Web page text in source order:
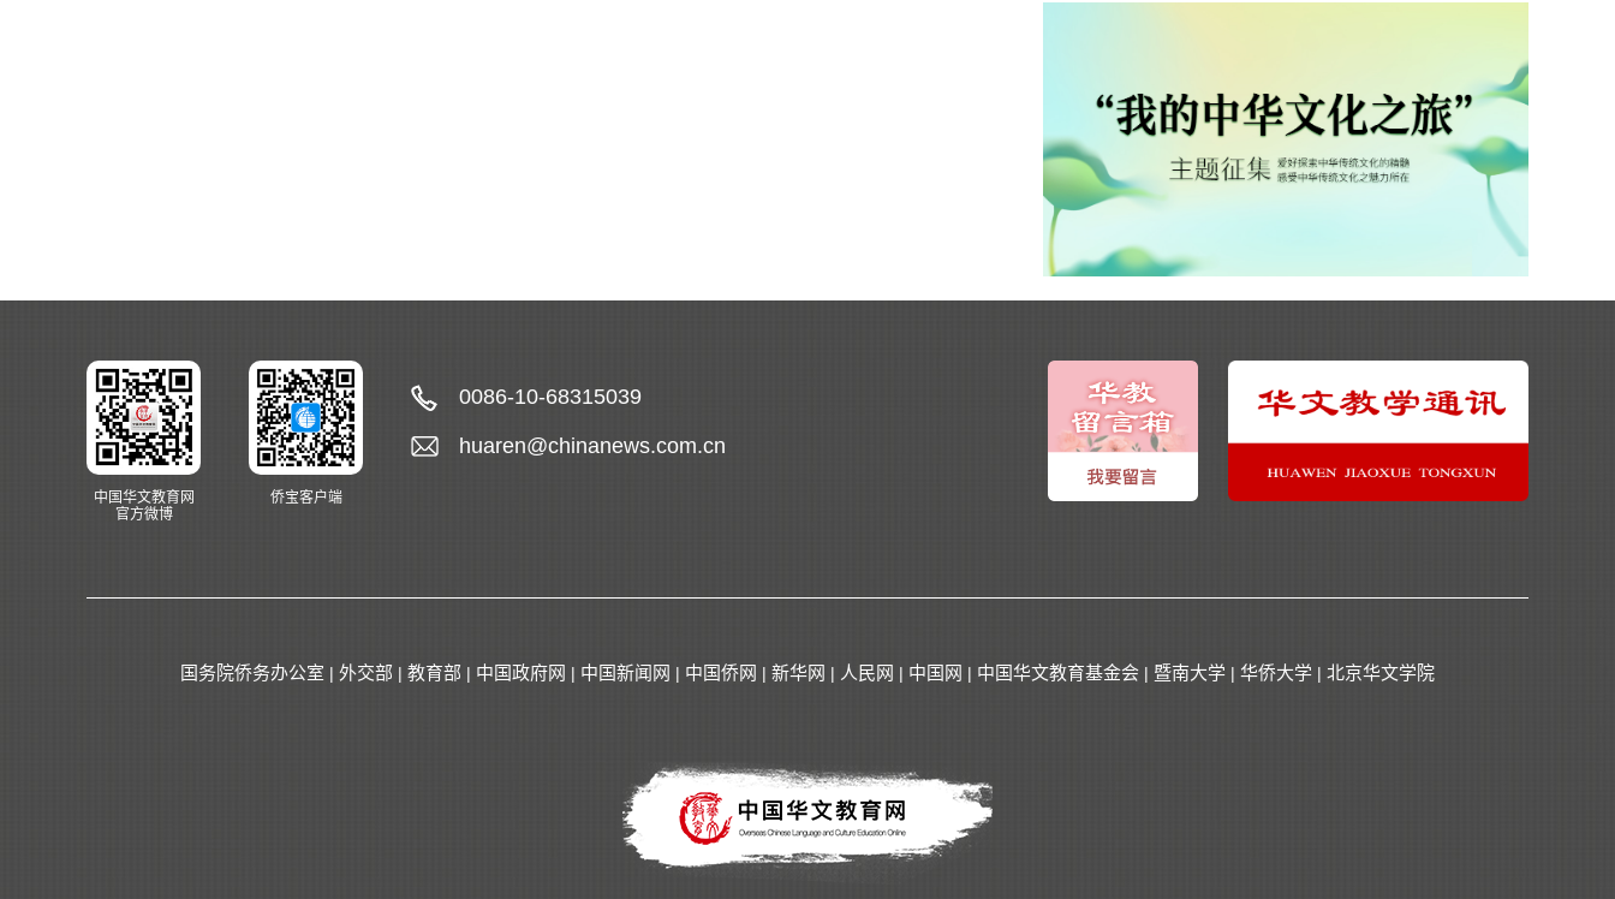
中国华文教育网
官方微博
侨宝客户端
0086-10-68315039
huaren@chinanews.com.cn
国务院侨务办公室 | 外交部 | 教育部 | 中国政府网 | 中国新闻网 | 中国侨网 | 新华网 | 人民网 | 中国网 | 中国华文教育基金会 | 暨南大学 | 华侨大学 | 北京华文学院